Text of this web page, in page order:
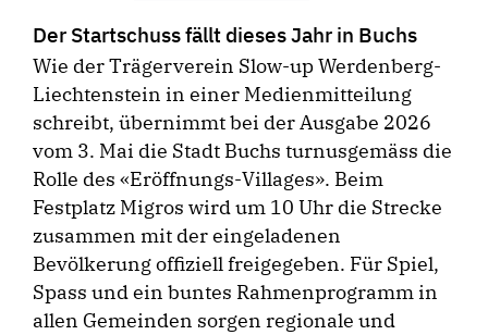
Der Startschuss fällt dieses Jahr in Buchs
Wie der Trägerverein Slow-up Werdenberg-
Liechtenstein in einer Medienmitteilung
schreibt, übernimmt bei der Ausgabe 2026
vom 3. Mai die Stadt Buchs turnusgemäss die
Rolle des «Eröffnungs-Villages». Beim
Festplatz Migros wird um 10 Uhr die Strecke
zusammen mit der eingeladenen
Bevölkerung offiziell freigegeben. Für Spiel,
Spass und ein buntes Rahmenprogramm in
allen Gemeinden sorgen regionale und